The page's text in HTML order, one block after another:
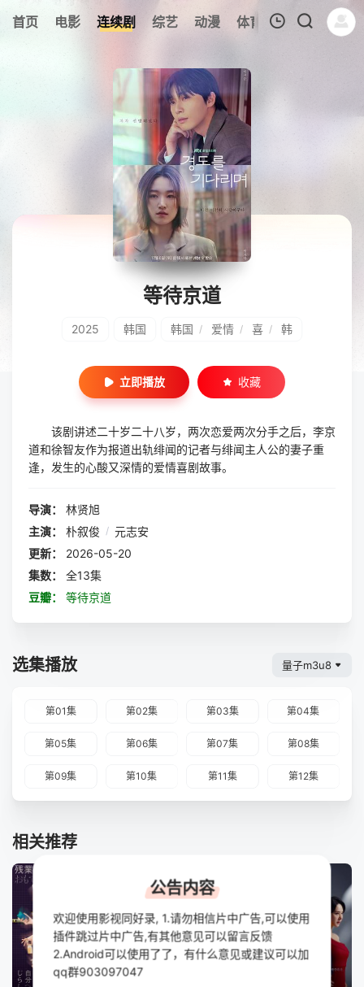
首页 电影 连续剧 综艺 动漫 体育 今日更新
279
热
暂无观看影片的记录
等待京道
2025 韩国 韩国 / 爱情 / 喜 / 韩
立即播放 收藏
该剧讲述二十岁二十八岁，两次恋爱两次分手之后，李京
道和徐智友作为报道出轨绯闻的记者与绯闻主人公的妻子重
逢，发生的心酸又深情的爱情喜剧故事。
导演：
林贤旭
主演：
朴叙俊 / 元志安
更新：
2026-05-20
集数：
全13集
豆瓣：
等待京道
选集播放 量子m3u8
第01集 第02集 第03集 第04集
第05集 第06集 第07集 第08集
第09集 第10集 第11集 第12集
相关推荐
公告内容
欢迎使用影视同好录, 1.请勿相信片中广告,可以使用
插件跳过片中广告,有其他意见可以留言反馈
2.Android可以使用了了，有什么意见或建议可以加
qq群903097047